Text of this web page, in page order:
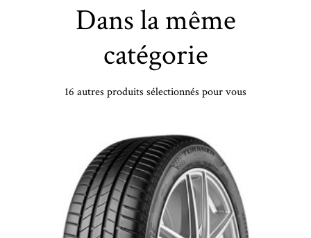
Dans la même
catégorie
16 autres produits sélectionnés pour vous